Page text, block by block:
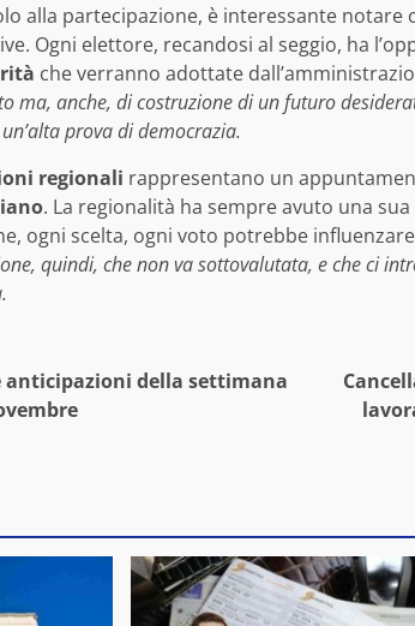
alla partecipazione, è interessante notare
Ogni elettore, recandosi al seggio, ha
che verranno adottate
ma, anche, di costruzione di un futuro
prova di democrazia.
regionali rappresentano un
. La regionalità ha sempre avuto una
ogni scelta, ogni voto potrebbe
quindi, che non va sottovalutata, e che ci
anticipazioni della settimana